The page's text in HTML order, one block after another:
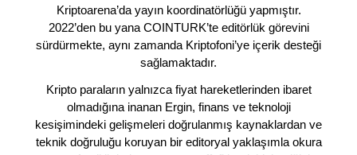
Kriptoarena’da yayın koordinatörlüğü yapmıştır.
2022’den bu yana COINTURK’te editörlük görevini
sürdürmekte, aynı zamanda Kriptofoni’ye içerik desteği
sağlamaktadır.
Kripto paraların yalnızca fiyat hareketlerinden ibaret
olmadığına inanan Ergin, finans ve teknoloji
kesişimindeki gelişmeleri doğrulanmış kaynaklardan ve
teknik doğruluğu koruyan bir editoryal yaklaşımla okura